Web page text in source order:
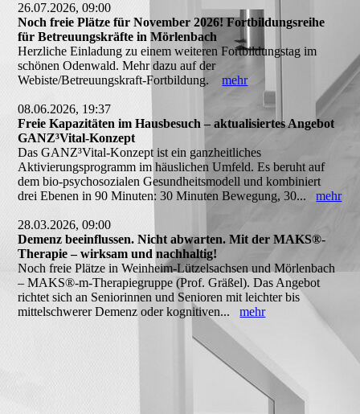
26.07.2026, 09:00
Noch freie Plätze für November 2026! Fortbildungsreihe
für Betreuungskräfte in Mörlenbach
Herzliche Einladung zu einem weiteren Fortbildungstag im
schönen Odenwald. Mehr dazu auf der
Webiste/Betreuungskraft-Fortbildung.mehr
08.06.2026, 19:37
Freie Kapazitäten im Hausbesuch – aktualisiertes Angebot
GANZ³Vital-Konzept
Das GANZ³Vital-Konzept ist ein ganzheitliches
Aktivierungsprogramm im häuslichen Umfeld. Es beruht auf
dem bio-psychosozialen Gesundheitsmodell und kombiniert
drei Ebenen in 90 Minuten: 30 Minuten Bewegung, 30...mehr
28.03.2026, 09:00
Demenz beeinflussen. Nicht abwarten. Mit der MAKS®-
Therapie – wirksam und nachhaltig!
Noch freie Plätze in Weinheim-Lützelsachsen und Mörlenbach
– MAKS®-m-Therapiegruppe (Prof. Gräßel). Das Angebot
richtet sich an Seniorinnen und Senioren mit leichter bis
mittelschwerer Demenz oder kognitiven...mehr